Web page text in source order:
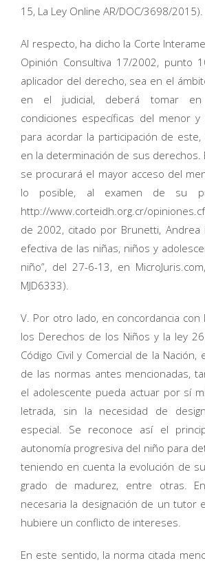
15, La Ley Online AR/DOC/3698/2015).
Al respecto, ha dicho la Corte
Opinión Consultiva 17/2002, punto
aplicador del derecho, sea en el
en el judicial, deberá tomar en
condiciones específicas del menor
para acordar la participación de
en la determinación de sus derechos.
se procurará el mayor acceso del
lo posible, al examen de su
http://www.corteidh.org.cr/
de 2002, citado por Brunetti, Andrea
efectiva de las niñas, niños y
niño”, del 27-6-13, en
MJD6333).
V. Por otro lado, en concordancia con
los Derechos de los Niños y la ley
Código Civil y Comercial de la Nación,
de las normas antes mencionadas,
el adolescente pueda actuar por sí
letrada, sin la necesidad de
especial. Se reconoce así el
autonomía progresiva del niño para
teniendo en cuenta la evolución de
grado de madurez, entre otras.
necesaria la designación de un tutor
hubiere un conflicto de intereses.
En este sentido, la norma citada